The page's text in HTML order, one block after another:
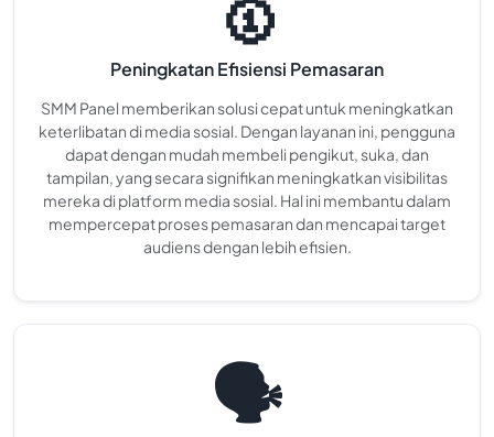
Peningkatan Efisiensi Pemasaran
SMM Panel memberikan solusi cepat untuk meningkatkan
keterlibatan di media sosial. Dengan layanan ini, pengguna
dapat dengan mudah membeli pengikut, suka, dan
tampilan, yang secara signifikan meningkatkan visibilitas
mereka di platform media sosial. Hal ini membantu dalam
mempercepat proses pemasaran dan mencapai target
audiens dengan lebih efisien.
🗣